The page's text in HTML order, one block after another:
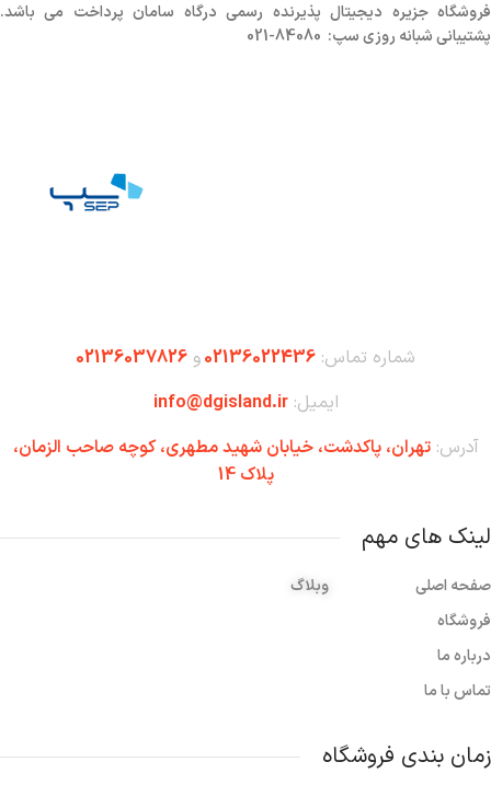
فروشگاهجزیره دیجیتال پذیرنده رسمی درگاه سامان پرداخت می باشد.
پشتیبانی شبانه روزی سپ: 84080-021
شماره تماس: 02136022436و 02136037826
ایمیل:info@dgisland.ir
آدرس:تهران،‌ پاکدشت، خیابان شهید مطهری، کوچه صاحب الزمان،
پلاک 14
لینک های مهم
صفحه اصلی
فروشگاه
درباره ما
تماس با ما
وبلاگ
زمان بندی فروشگاه